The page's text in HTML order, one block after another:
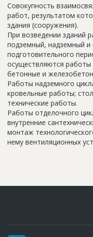
Совокупность
работ, результатом
здания (сооружения).
При возведении зданий
подземный, надземный
подготовительного
осуществляются работы
бетонные и
Работы надземного
кровельные работы;
технические работы.
Работы отделочного
внутренние
монтаж
нему вентиляционных